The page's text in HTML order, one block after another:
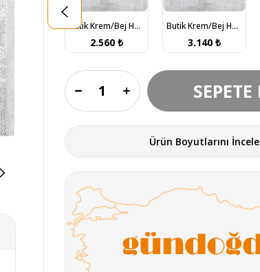
Butik Krem/Bej Halı 100x300 (BT384)
2.560 ₺
Butik Krem/Bej Halı 160x230 (BT384)
3.140 ₺
Ürün Boyutlarını İncele